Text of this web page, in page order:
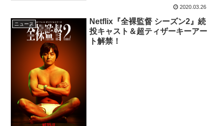
2020.03.26
ニュース
Netflix『全裸監督 シーズン2』続
投キャスト＆超ティザーキーアー
ト解禁！